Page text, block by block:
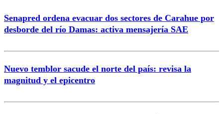
Correo
Senapred ordena evacuar dos sectores de Carahue por
desborde del río Damas: activa mensajería SAE
Nuevo temblor sacude el norte del país: revisa la
magnitud y el epicentro